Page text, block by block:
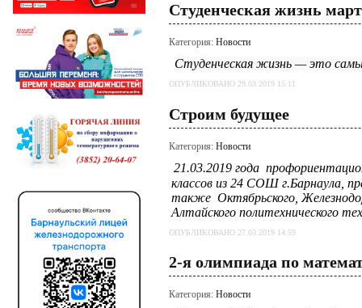
Студенческая жизнь
Категория: Новости
Студенческая жизнь — это
ОПУБЛИКОВАНО 29.03.2019 15:11
Строим будущее
Категория: Новости
21.03.2019 года
классов из 24 СОШ г.Барнаула,
также Октябрьского,
Алтайского политехнического
ОПУБЛИКОВАНО 27.03.2019 14:59
2-я олимпиада по
Категория: Новости